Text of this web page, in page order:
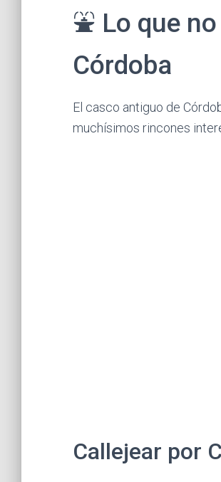
⛲️ Lo que
Córdoba
El casco antiguo de
muchísimos rincones
Callejear por